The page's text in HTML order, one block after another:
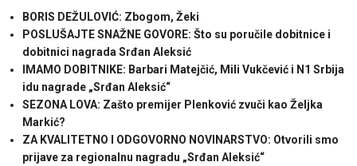
BORIS DEŽULOVIĆ: Zbogom, Žeki
POSLUŠAJTE SNAŽNE GOVORE: Što su poručile dobitnice i
dobitnici nagrada Srđan Aleksić
IMAMO DOBITNIKE: Barbari Matejčić, Mili Vukčević i N1 Srbija
idu nagrade „Srđan Aleksić“
SEZONA LOVA: Zašto premijer Plenković zvuči kao Željka
Markić?
ZA KVALITETNO I ODGOVORNO NOVINARSTVO: Otvorili smo
prijave za regionalnu nagradu „Srđan Aleksić“